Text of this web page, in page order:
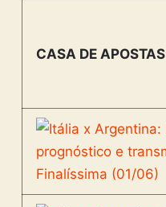
CASA DE APOSTAS